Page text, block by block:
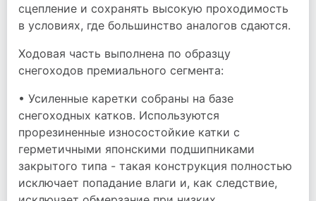
сцепление и сохранять высокую проходимость
в условиях, где большинство аналогов сдаются.
Ходовая часть выполнена по образцу
снегоходов премиального сегмента:
• Усиленные каретки собраны на базе
снегоходных катков. Используются
прорезиненные износостойкие катки с
герметичными японскими подшипниками
закрытого типа - такая конструкция полностью
исключает попадание влаги и, как следствие,